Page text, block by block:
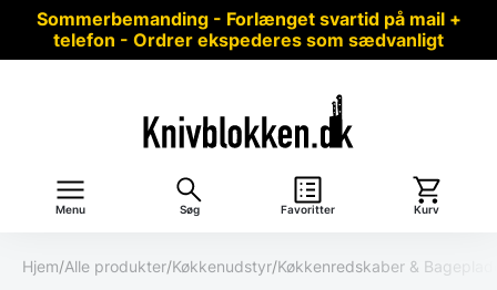
Sommerbemanding - Forlænget svartid på mail +
telefon - Ordrer ekspederes som sædvanligt
Menu Søg Favoritter Kurv
Hjem/Alle produkter/Køkkenudstyr/Køkkenredskaber &